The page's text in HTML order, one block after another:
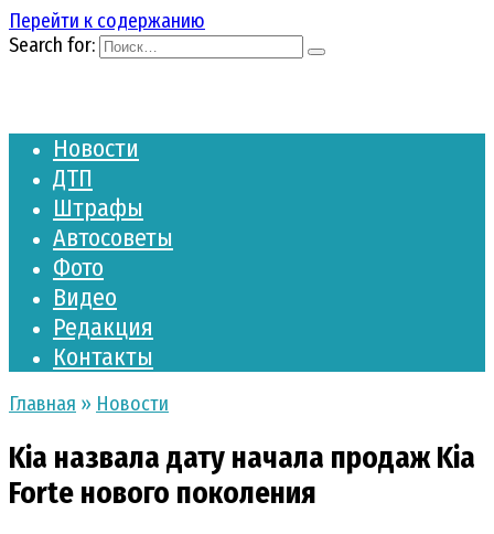
Перейти к содержанию
Search for:
Новости
ДТП
Штрафы
Автосоветы
Фото
Видео
Редакция
Контакты
Главная » Новости
Kia назвала дату начала продаж Kia
Forte нового поколения